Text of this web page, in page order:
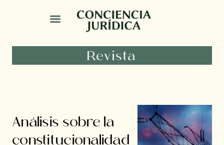
Revista
Análisis sobre la
constitucionalidad